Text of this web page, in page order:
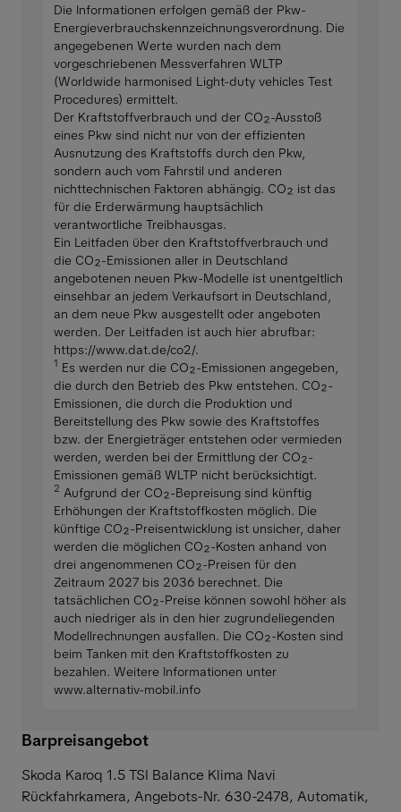
Die Informationen erfolgen gemäß der Pkw-
Energieverbrauchskennzeichnungsverordnung. Die
angegebenen Werte wurden nach dem
vorgeschriebenen Messverfahren WLTP
(Worldwide harmonised Light-duty vehicles Test
Procedures) ermittelt.
Der Kraftstoffverbrauch und der CO₂-Ausstoß
eines Pkw sind nicht nur von der effizienten
Ausnutzung des Kraftstoffs durch den Pkw,
sondern auch vom Fahrstil und anderen
nichttechnischen Faktoren abhängig. CO₂ ist das
für die Erderwärmung hauptsächlich
verantwortliche Treibhausgas.
Ein Leitfaden über den Kraftstoffverbrauch und
die CO₂-Emissionen aller in Deutschland
angebotenen neuen Pkw-Modelle ist unentgeltlich
einsehbar an jedem Verkaufsort in Deutschland,
an dem neue Pkw ausgestellt oder angeboten
werden. Der Leitfaden ist auch hier abrufbar:
https://www.dat.de/co2/.
1 Es werden nur die CO₂-Emissionen angegeben,
die durch den Betrieb des Pkw entstehen. CO₂-
Emissionen, die durch die Produktion und
Bereitstellung des Pkw sowie des Kraftstoffes
bzw. der Energieträger entstehen oder vermieden
werden, werden bei der Ermittlung der CO₂-
Emissionen gemäß WLTP nicht berücksichtigt.
2 Aufgrund der CO₂-Bepreisung sind künftig
Erhöhungen der Kraftstoffkosten möglich. Die
künftige CO₂-Preisentwicklung ist unsicher, daher
werden die möglichen CO₂-Kosten anhand von
drei angenommenen CO₂-Preisen für den
Zeitraum 2027 bis 2036 berechnet. Die
tatsächlichen CO₂-Preise können sowohl höher als
auch niedriger als in den hier zugrundeliegenden
Modellrechnungen ausfallen. Die CO₂-Kosten sind
beim Tanken mit den Kraftstoffkosten zu
bezahlen. Weitere Informationen unter
www.alternativ-mobil.info
Barpreisangebot
Skoda Karoq 1.5 TSI Balance Klima Navi
Rückfahrkamera, Angebots-Nr. 630-2478, Automatik,